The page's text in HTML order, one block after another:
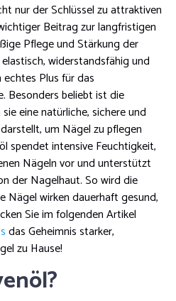
nur der Schlüssel zu attraktiven
Beitrag zur langfristigen
Pflege und Stärkung der
widerstandsfähig und
Plus für das
Besonders beliebt ist die
eine natürliche, sichere und
um Nägel zu pflegen
spendet intensive Feuchtigkeit,
Nägeln vor und unterstützt
der Nagelhaut. So wird die
Nägel wirken dauerhaft gesund,
Sie im folgenden Artikel
das Geheimnis starker,
zu Hause!